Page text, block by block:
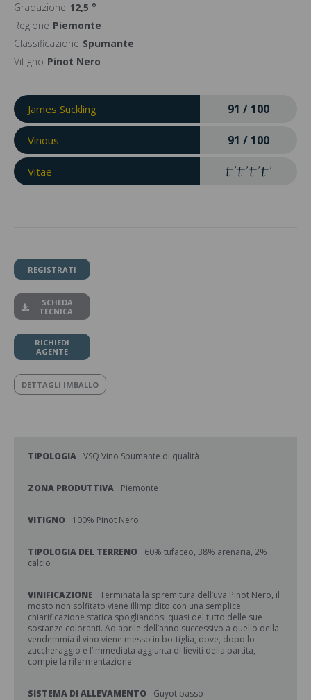
Gradazione 12,5 °
Regione Piemonte
Classificazione Spumante
Vitigno Pinot Nero
James Suckling 91 / 100
Vinous 91 / 100
Vitae
REGISTRATI
SCHEDA
TECNICA
RICHIEDI
AGENTE
DETTAGLI IMBALLO
TIPOLOGIA VSQ Vino Spumante di qualità
ZONA PRODUTTIVA Piemonte
VITIGNO 100% Pinot Nero
TIPOLOGIA DEL TERRENO
60% tufaceo, 38% arenaria, 2%
calcio
VINIFICAZIONE
Terminata la spremitura dell’uva Pinot Nero, il
mosto non solfitato viene illimpidito con una semplice
chiarificazione statica spogliandosi quasi del tutto delle sue
sostanze coloranti. Ad aprile dell’anno successivo a quello della
vendemmia il vino viene messo in bottiglia, dove, dopo lo
zuccheraggio e l’immediata aggiunta di lieviti della partita,
compie la rifermentazione
SISTEMA DI ALLEVAMENTO Guyot basso